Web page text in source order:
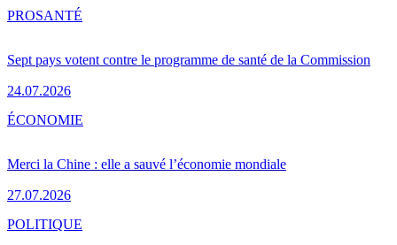
Sept pays votent contre le programme de santé de la Commission
24.07.2026
PROSANTÉ
Merci la Chine : elle a sauvé l’économie mondiale
27.07.2026
ÉCONOMIE
POLITIQUE